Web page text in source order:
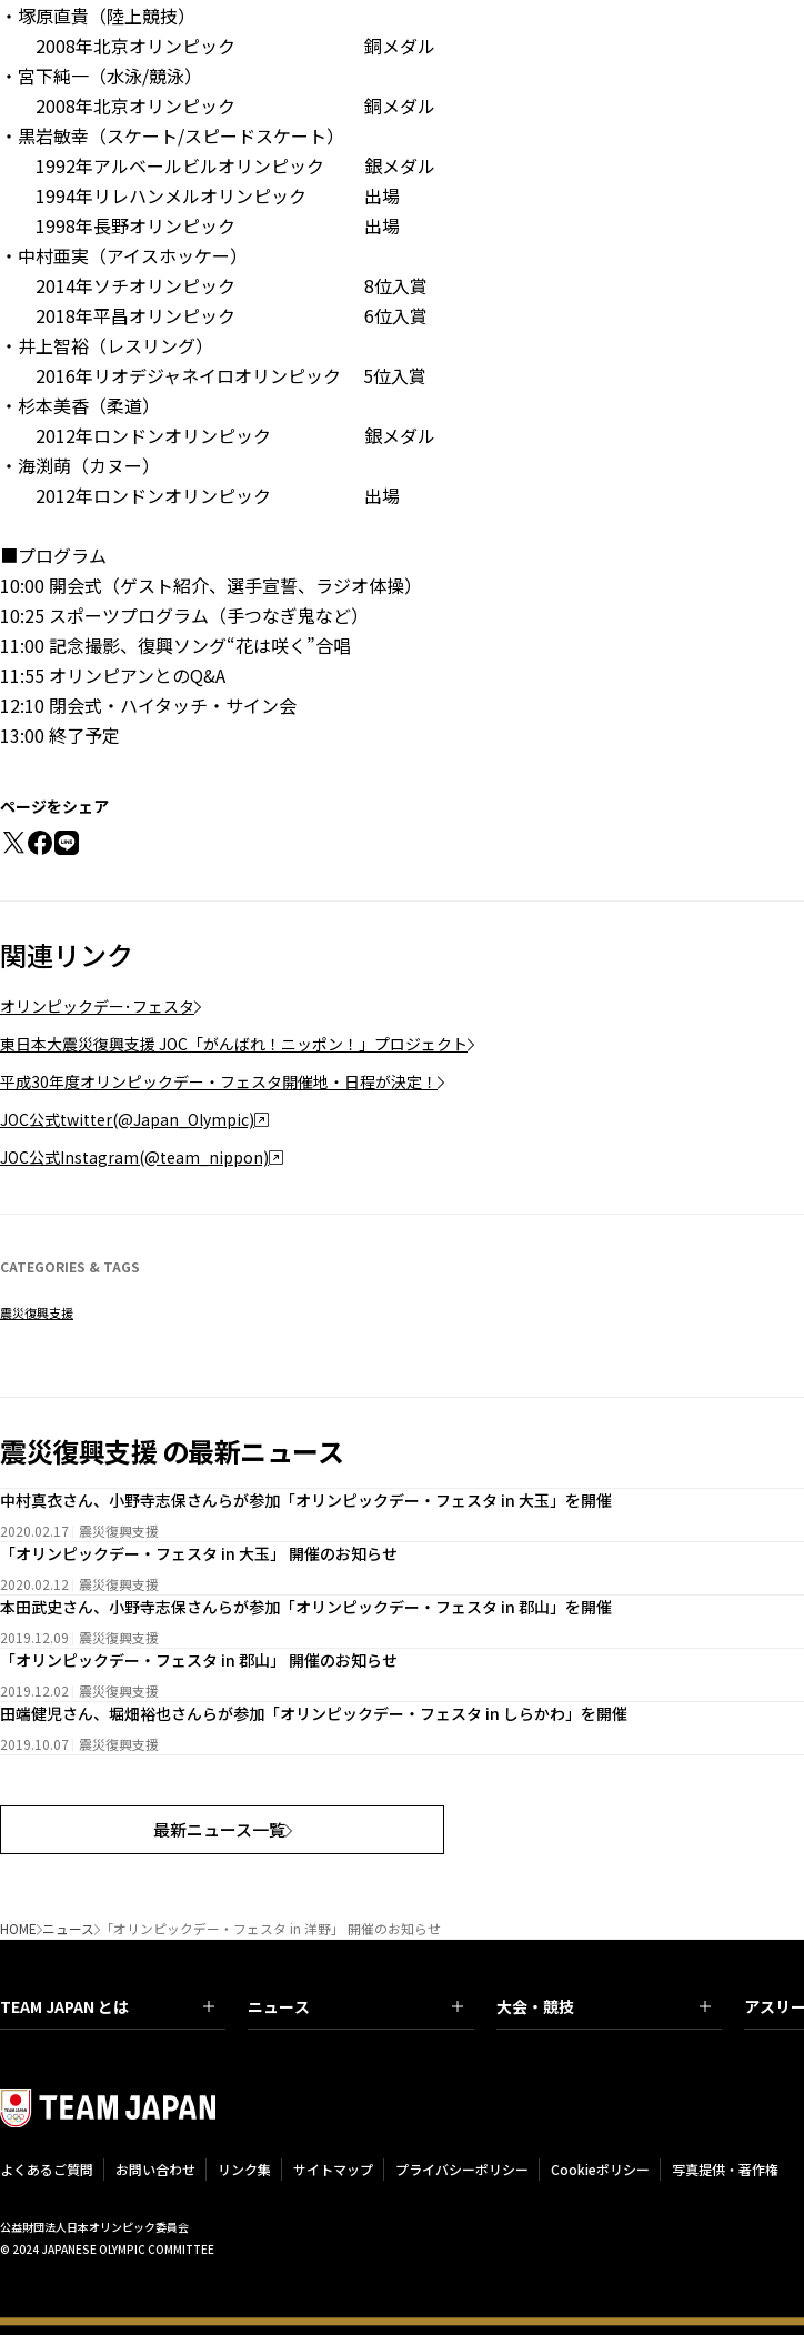
・塚原直貴（陸上競技）
2008年北京オリンピック 銅メダル
・宮下純一（水泳/競泳）
2008年北京オリンピック 銅メダル
・黒岩敏幸（スケート/スピードスケート）
1992年アルベールビルオリンピック 銀メダル
1994年リレハンメルオリンピック 出場
1998年長野オリンピック 出場
・中村亜実（アイスホッケー）
2014年ソチオリンピック 8位入賞
2018年平昌オリンピック 6位入賞
・井上智裕（レスリング）
2016年リオデジャネイロオリンピック 5位入賞
・杉本美香（柔道）
2012年ロンドンオリンピック 銀メダル
・海渕萌（カヌー）
2012年ロンドンオリンピック 出場
■プログラム
10:00 開会式（ゲスト紹介、選手宣誓、ラジオ体操）
10:25 スポーツプログラム（手つなぎ鬼など）
11:00 記念撮影、復興ソング“花は咲く”合唱
11:55 オリンピアンとのQ&A
12:10 閉会式・ハイタッチ・サイン会
13:00 終了予定
ページをシェア
関連リンク
オリンピックデー･フェスタ
東日本大震災復興支援 JOC「がんばれ！ニッポン！」プロジェクト
平成30年度オリンピックデー・フェスタ開催地・日程が決定！
JOC公式twitter(@Japan_Olympic)
JOC公式Instagram(@team_nippon)
CATEGORIES & TAGS
震災復興支援
震災復興支援 の最新ニュース
中村真衣さん、小野寺志保さんらが参加「オリンピックデー・フェスタ in 大玉」を開催
2020.02.17 震災復興支援
「オリンピックデー・フェスタ in 大玉」 開催のお知らせ
2020.02.12 震災復興支援
本田武史さん、小野寺志保さんらが参加「オリンピックデー・フェスタ in 郡山」を開催
2019.12.09 震災復興支援
「オリンピックデー・フェスタ in 郡山」 開催のお知らせ
2019.12.02 震災復興支援
田端健児さん、堀畑裕也さんらが参加「オリンピックデー・フェスタ in しらかわ」を開催
2019.10.07 震災復興支援
最新ニュース一覧
HOME ニュース 「オリンピックデー・フェスタ in 洋野」 開催のお知らせ
TEAM JAPAN とは ニュース 大会・競技 アスリ
よくあるご質問 お問い合わせ リンク集 サイトマップ プライバシーポリシー Cookieポリシー 写真提供・著作権
公益財団法人日本オリンピック委員会
© 2024 JAPANESE OLYMPIC COMMITTEE